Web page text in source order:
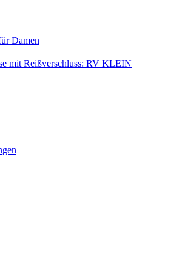
Damen
mit Reißverschluss: RV KLEIN